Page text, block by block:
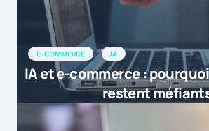
E-COMMERCE IA
IA et e-commerce :
restent